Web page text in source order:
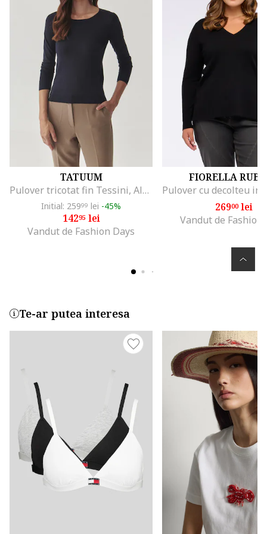
TATUUM
Pulover tricotat fin Tessini, Albastru ultramarin
Initial: 25999 lei -45%
14295lei
Vandut de Fashion Days
FIORELLA
26900lei
Vandut de Fashion
Te-ar putea interesa